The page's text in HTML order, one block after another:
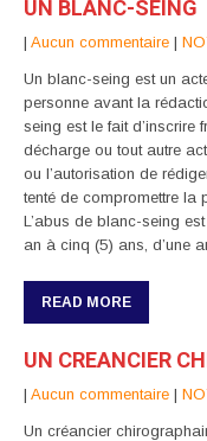
UN BLANC-SEING
| Aucun commentaire |
Un blanc-seing est un
personne avant la
seing est le fait d’inscrire
décharge ou tout autre
ou l’autorisation de
tenté de compromettre la
L’abus de blanc-seing
an à cinq (5) ans, d’une
READ MORE
UN CREANCIER
| Aucun commentaire |
Un créancier